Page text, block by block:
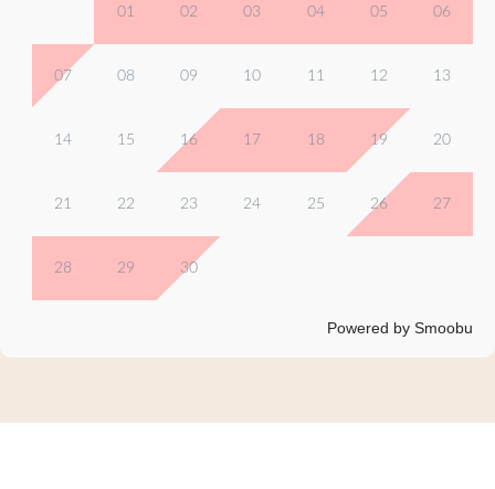
01 02 03 04 05 06
07 08 09 10 11 12 13
14 15 16 17 18 19 20
21 22 23 24 25 26 27
28 29 30
Powered by Smoobu